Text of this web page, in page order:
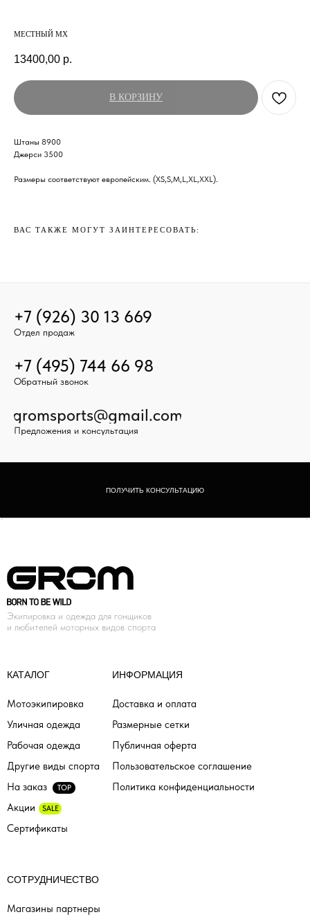
МЕСТНЫЙ МХ
13400,00 р.
В КОРЗИНУ
Штаны 8900
Джерси 3500
Размеры соответствуют европейским. (XS,S,M,L,XL,XXL).
ВАС ТАКЖЕ МОГУТ ЗАИНТЕРЕСОВАТЬ:
+7 (495) 744 66 98
gromsports@gmail.com
Предложения и консультация
ПОЛУЧИТЬ КОНСУЛЬТАЦИЮ
+7 (926) 30 13 669
Отдел продаж
Обратный звонок
КАТАЛОГ
Мотоэкипировка
Уличная одежда
Рабочая одежда
На заказ TOP
ИНФОРМАЦИЯ
Доставка и оплата
Размерные сетки
Публичная оферта
Пользовательское соглашение
СОТРУДНИЧЕСТВО
Магазины партнеры
Акции SALE
Экипировка и одежда для гонщиков
и любителей моторных видов спорта
Политика конфиденциальности
Сертификаты
Другие виды спорта